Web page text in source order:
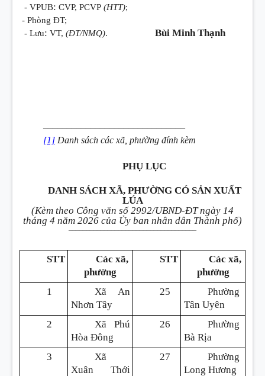
- VPUB: CVP, PCVP (HTT);
- Phòng ĐT;
- Lưu: VT, (ĐT/NMQ). Bùi Minh Thạnh
[1] Danh sách các xã, phường đính kèm
PHỤ LỤC
DANH SÁCH XÃ, PHƯỜNG CÓ SẢN XUẤT
LÚA
(Kèm theo Công văn số 2992/UBND-ĐT ngày 14
tháng 4 năm 2026 của Ủy ban nhân dân Thành phố)
____________________________________
STT
Các xã,
phường
STT
Các xã,
phường
1
Xã An
Nhơn Tây
25
Phường
Tân Uyên
2
Xã Phú
Hòa Đông
26
Phường
Bà Rịa
3
Xã
Xuân Thới
27
Phường
Long Hương